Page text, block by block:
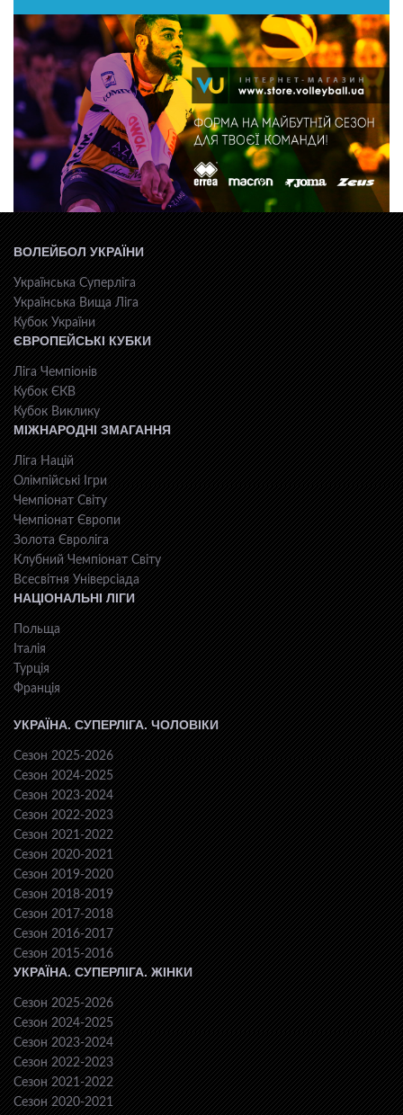
ВОЛЕЙБОЛ УКРАЇНИ
Українська Суперліга
Українська Вища Ліга
Кубок України
ЄВРОПЕЙСЬКІ КУБКИ
Ліга Чемпіонів
Кубок ЄКВ
Кубок Виклику
МІЖНАРОДНІ ЗМАГАННЯ
Ліга Націй
Олімпійські Ігри
Чемпіонат Світу
Чемпіонат Європи
Золота Євроліга
Клубний Чемпіонат Світу
Всесвiтня Унiверсiaда
НАЦІОНАЛЬНІ ЛІГИ
Польща
Італія
Турція
Франція
УКРАЇНА. СУПЕРЛІГА. ЧОЛОВІКИ
Сезон 2025-2026
Сезон 2024-2025
Сезон 2023-2024
Сезон 2022-2023
Сезон 2021-2022
Сезон 2020-2021
Сезон 2019-2020
Сезон 2018-2019
Сезон 2017-2018
Сезон 2016-2017
Сезон 2015-2016
УКРАЇНА. СУПЕРЛІГА. ЖІНКИ
Сезон 2025-2026
Сезон 2024-2025
Сезон 2023-2024
Сезон 2022-2023
Сезон 2021-2022
Сезон 2020-2021